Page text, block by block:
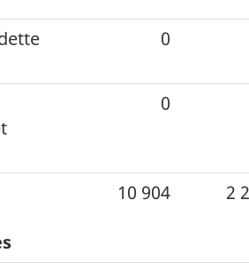
0
0
10 904 2